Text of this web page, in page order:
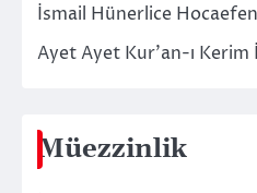
İsmail Hünerlice
Ayet Ayet Kur’an-ı Kerim
Müezzinlik